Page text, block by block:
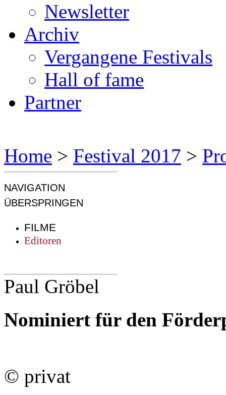
Newsletter
Archiv
Vergangene Festivals
Hall of fame
Partner
Home > Festival 2017 >
NAVIGATION
ÜBERSPRINGEN
FILME
Editoren
Paul Gröbel
Nominiert für den
© privat